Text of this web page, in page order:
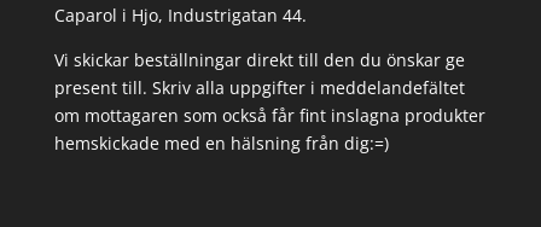
Caparol i Hjo, Industrigatan 44.
Vi skickar beställningar direkt till den du önskar ge
present till. Skriv alla uppgifter i meddelandefältet
om mottagaren som också får fint inslagna produkter
hemskickade med en hälsning från dig:=)